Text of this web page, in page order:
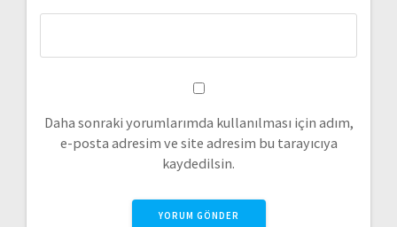
Daha sonraki yorumlarımda kullanılması için adım,
e-posta adresim ve site adresim bu tarayıcıya
kaydedilsin.